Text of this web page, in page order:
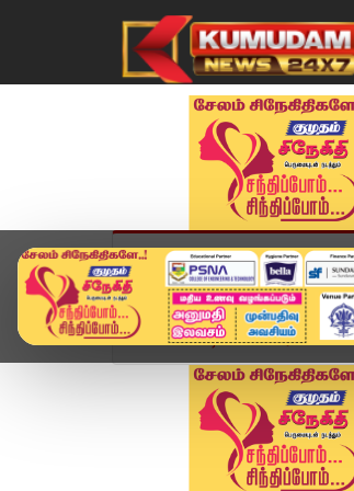
முகப்பு விளையாட்டு
Home வீடியோ ஸ்டோரி